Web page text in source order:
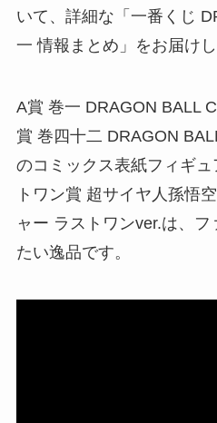
いて、詳細な「一番くじ
一 情報まとめ」をお届けし
A賞 巻一 DRAGON BALL
賞 巻四十二 DRAGON
のコミックス表紙フィギ
トワン賞 超サイヤ人孫悟
ャー ラストワンver.は、
たい逸品です。